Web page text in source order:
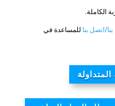
الكاملة.
اتصل بنا للمساعدة في
المتداولة